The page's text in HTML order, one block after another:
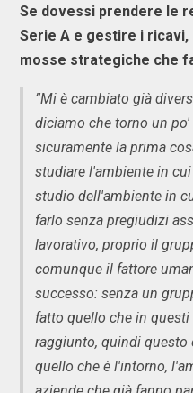
Se dovessi prendere le
Serie A e gestire i
mosse strategiche che
”Mi è cambiato già
diciamo che torno un
sicuramente la prima
studiare l'ambiente in
studio dell'ambiente in
farlo senza pregiudizi
lavorativo, proprio il
comunque il fattore
successo: senza un
fatto quello che in
raggiunto, quindi
quello che è l'intorno,